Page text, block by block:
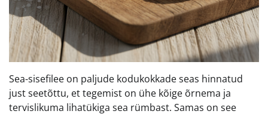
Sea-sisefilee on paljude kodukokkade seas hinnatud
just seetõttu, et tegemist on ühe kõige õrnema ja
tervislikuma lihatükiga sea rümbast. Samas on see